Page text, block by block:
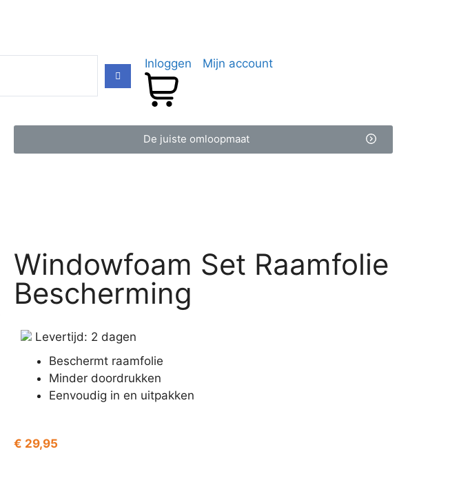
Inloggen Mijn account
De juiste omloopmaat
Windowfoam Set Raamfolie
Bescherming
Levertijd: 2 dagen
Beschermt raamfolie
Minder doordrukken
Eenvoudig in en uitpakken
€ 29,95